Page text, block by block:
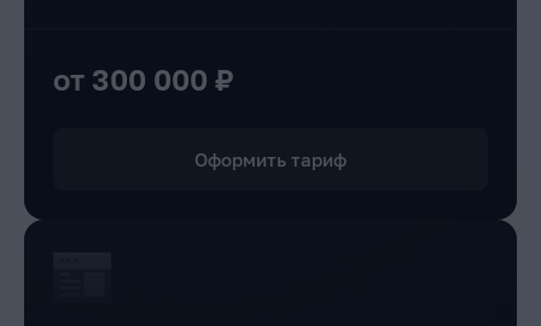
от 300 000 ₽
Оформить тариф